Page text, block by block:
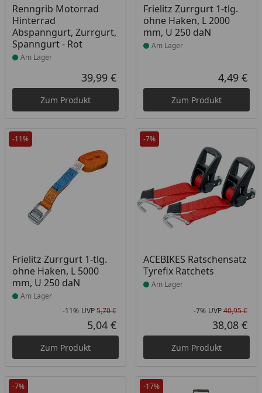
Renngrib Motorrad
Hinterrad
Abspanngurt, Zurrgurt,
Spanngurt - Rot
Produkt am Lager
Am Lager
Aktueller Preis
39,99 €
Zum Produkt
Frielitz Zurrgurt 1-tlg.
ohne Haken, L 2000
mm, U 250 daN
Produkt am Lager
Am Lager
4,49 €
Zum Produkt
-11%
Frielitz Zurrgurt 1-tlg.
ohne Haken, L 5000
mm, U 250 daN
Produkt am Lager
Am Lager
Rabatt in Prozent
-11%
Ursprünglicher Preis
UVP5,70 €
Aktueller Preis
5,04 €
Zum Produkt
-7%
ACEBIKES Ratschensatz
Tyrefix Ratchets
Produkt am Lager
Am Lager
-7% UVP40,95 €
38,08 €
Zum Produkt
-7% -17%